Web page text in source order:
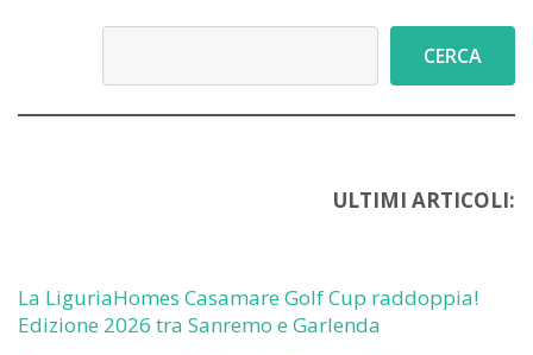
CERCA
ULTIMI ARTICOLI:
La LiguriaHomes Casamare Golf Cup raddoppia!
Edizione 2026 tra Sanremo e Garlenda